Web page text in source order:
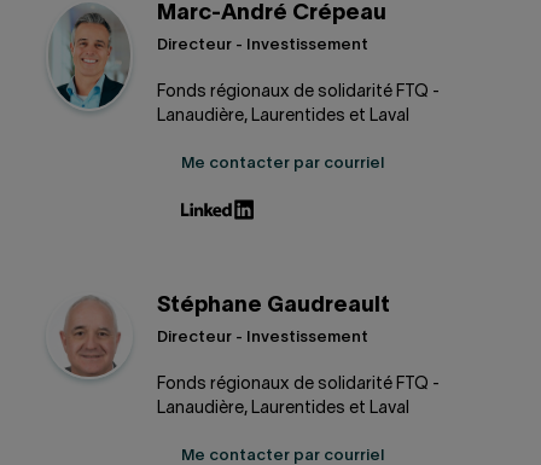
Marc-André Crépeau
Directeur - Investissement
Fonds régionaux de solidarité FTQ -
Lanaudière, Laurentides et Laval
Me contacter par courriel
Stéphane Gaudreault
Directeur - Investissement
Fonds régionaux de solidarité FTQ -
Lanaudière, Laurentides et Laval
Me contacter par courriel